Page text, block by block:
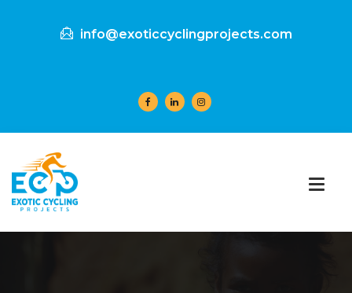
info@exoticcyclingprojects.com